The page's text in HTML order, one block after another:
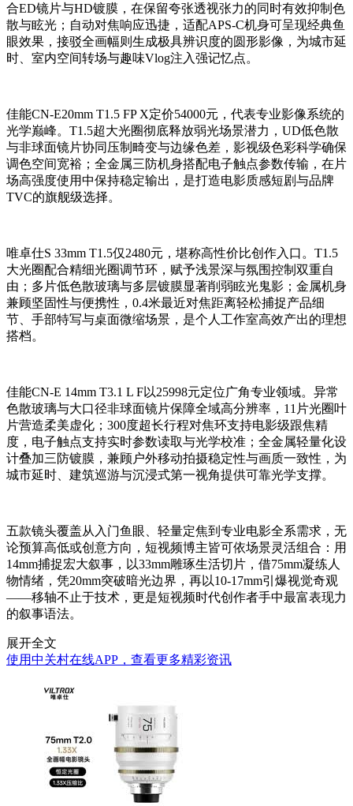
合ED镜片与HD镀膜，在保留夸张透视张力的同时有效抑制色
散与眩光；自动对焦响应迅捷，适配APS-C机身可呈现经典鱼
眼效果，接驳全画幅则生成极具辨识度的圆形影像，为城市延
时、室内空间转场与趣味Vlog注入强记忆点。
佳能CN-E20mm T1.5 FP X定价54000元，代表专业影像系统的
光学巅峰。T1.5超大光圈彻底释放弱光场景潜力，UD低色散
与非球面镜片协同压制畸变与边缘色差，影视级色彩科学确保
调色空间宽裕；全金属三防机身搭配电子触点参数传输，在片
场高强度使用中保持稳定输出，是打造电影质感短剧与品牌
TVC的旗舰级选择。
唯卓仕S 33mm T1.5仅2480元，堪称高性价比创作入口。T1.5
大光圈配合精细光圈调节环，赋予浅景深与氛围控制双重自
由；多片低色散玻璃与多层镀膜显著削弱眩光鬼影；金属机身
兼顾坚固性与便携性，0.4米最近对焦距离轻松捕捉产品细
节、手部特写与桌面微缩场景，是个人工作室高效产出的理想
搭档。
佳能CN-E 14mm T3.1 L F以25998元定位广角专业领域。异常
色散玻璃与大口径非球面镜片保障全域高分辨率，11片光圈叶
片营造柔美虚化；300度超长行程对焦环支持电影级跟焦精
度，电子触点支持实时参数读取与光学校准；全金属轻量化设
计叠加三防镀膜，兼顾户外移动拍摄稳定性与画质一致性，为
城市延时、建筑巡游与沉浸式第一视角提供可靠光学支撑。
五款镜头覆盖从入门鱼眼、轻量定焦到专业电影全系需求，无
论预算高低或创意方向，短视频博主皆可依场景灵活组合：用
14mm捕捉宏大叙事，以33mm雕琢生活切片，借75mm凝练人
物情绪，凭20mm突破暗光边界，再以10-17mm引爆视觉奇观
——移轴不止于技术，更是短视频时代创作者手中最富表现力
的叙事语法。
展开全文
使用中关村在线APP，查看更多精彩资讯